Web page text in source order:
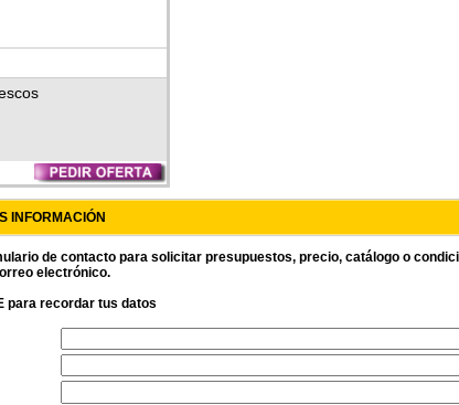
INFORMACIÓN
de contacto para solicitar presupuestos, precio, catálogo o
electrónico.
para recordar tus datos